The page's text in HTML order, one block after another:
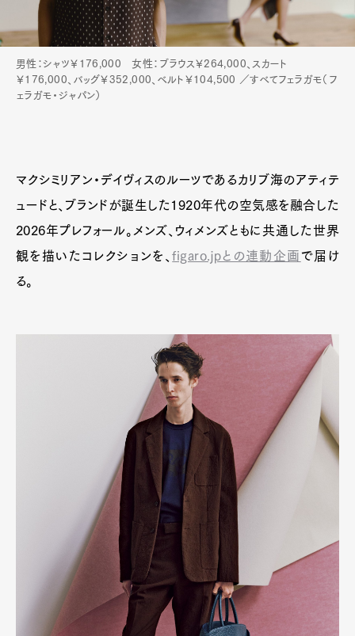
男性：シャツ￥176,000 女性：ブラウス￥264,000、スカート
￥176,000、バッグ￥352,000、ベルト￥104,500 ／すべてフェラガモ（フ
ェラガモ・ジャパン）
マクシミリアン・デイヴィスのルーツであるカリブ海のアティテ
ュードと、ブランドが誕生した1920年代の空気感を融合した
2026年プレフォール。メンズ、ウィメンズともに共通した世界
観を描いたコレクションを、figaro.jpとの連動企画 で届け
る。